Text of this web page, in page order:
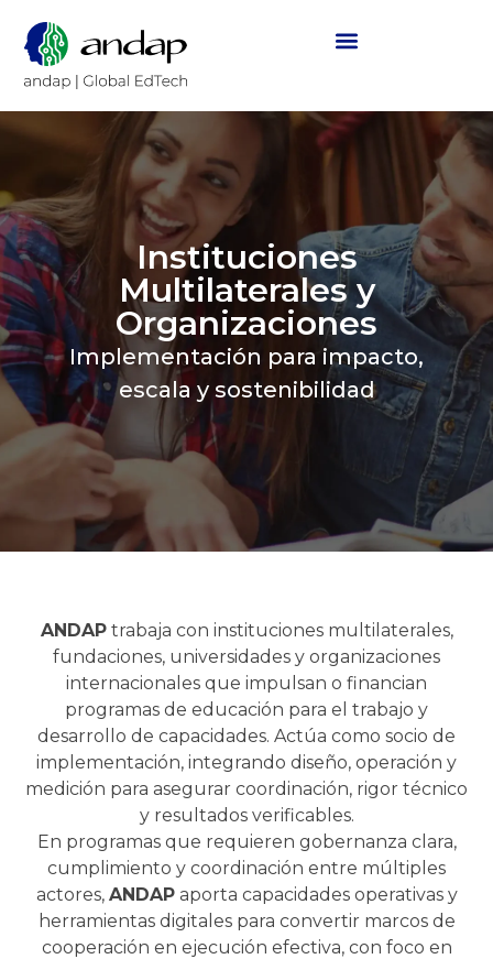
Instituciones
Multilaterales y
Organizaciones
Implementación para impacto,
escala y sostenibilidad
ANDAPtrabaja con instituciones multilaterales,
fundaciones, universidades y organizaciones
internacionales que impulsan o financian
programas de educación para el trabajo y
desarrollo de capacidades. Actúa como socio de
implementación, integrando diseño, operación y
medición para asegurar coordinación, rigor técnico
y resultados verificables.
En programas que requieren gobernanza clara,
cumplimiento y coordinación entre múltiples
actores, ANDAPaporta capacidades operativas y
herramientas digitales para convertir marcos de
cooperación en ejecución efectiva, con foco en